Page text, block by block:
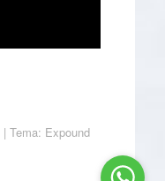
| Tema: Expound